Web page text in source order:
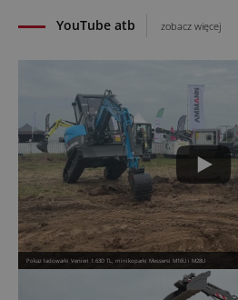
YouTube atb zobacz więcej
Pokaz ładowarki Venieri 1.63D TL, minikoparki Messersi M16U i M28U